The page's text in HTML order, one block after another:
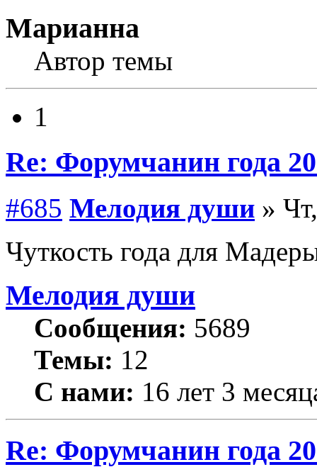
Марианна
Автор темы
1
Re: Форумчанин
#685 Мелодия души »
Чуткость года для
Мелодия души
Сообщения: 5689
Темы: 12
С нами: 16 лет 3
Re: Форумчанин